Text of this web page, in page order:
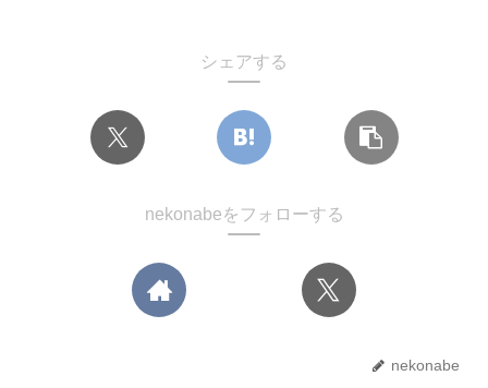
シェアする
nekonabeをフォローする
nekonabe